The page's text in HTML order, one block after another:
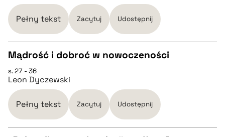
pobierz cytat
BIBTEX
Pełny tekst Zacytuj Udostępnij
CZYSTY TEKST
pobierz cytat
BIBTEX
Mądrość i dobroć w nowoczeności
s. 27 - 36
Leon Dyczewski
Pełny tekst Zacytuj Udostępnij